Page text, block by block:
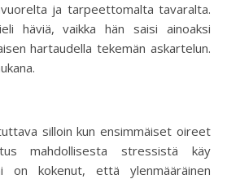
ja tarpeettomalta tavaralta.
häviä, vaikka hän saisi ainoaksi
hartaudella tekemän askartelun.
silloin kun ensimmäiset oireet
mahdollisesta stressistä käy
on kokenut, että ylenmääräinen